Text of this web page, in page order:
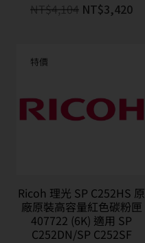
NT$4,104 NT$3,420
特價
Ricoh 理光 SP C252HS 原
廠原裝高容量紅色碳粉匣
407722 (6K) 適用 SP
C252DN/SP C252SF